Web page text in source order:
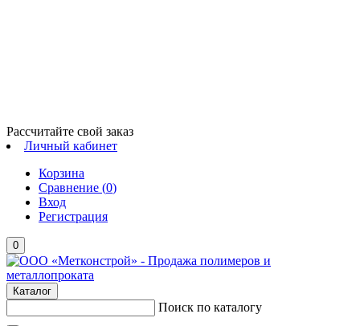
Рассчитайте свой заказ
Личный кабинет
Корзина
Сравнение (0)
Вход
Регистрация
0
Каталог
Поиск по каталогу